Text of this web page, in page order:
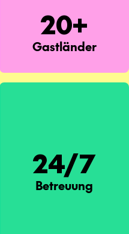
20+
Gastländer
24/7
Betreuung